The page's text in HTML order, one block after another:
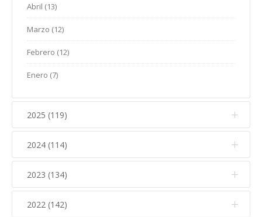
Abril (13)
Marzo (12)
Febrero (12)
Enero (7)
2025 (119)
Diciembre (12)
Noviembre (17)
Octubre (15)
2024 (114)
Diciembre (10)
Noviembre (14)
2023 (134)
Diciembre (11)
2022 (142)